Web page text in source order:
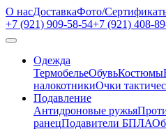
О насДоставкаФото/
+7 (921) 909-58-54+7 (921) 408-
Одежда
ТермобельеОбувьКостюмы
налокотникиОчки
Подавление
Антидроновые ружья
ранецПодавители БПЛА